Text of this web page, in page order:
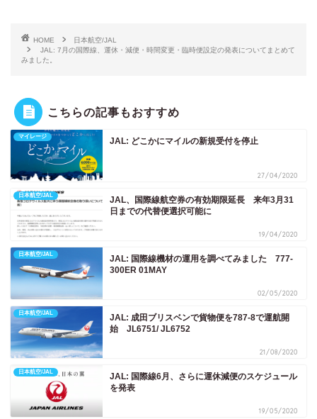
HOME
日本航空/JAL
JAL: 7月の国際線、運休・減便・時間変更・臨時便設定の発表についてまとめて
みました。
こちらの記事もおすすめ
マイレージ JAL: どこかにマイルの新規受付を停止
27/04/2020
日本航空/JAL
JAL、国際線航空券の有効期限延長 来年3月31
日までの代替便選択可能に
19/04/2020
日本航空/JAL
JAL: 国際線機材の運用を調べてみました 777-
300ER 01MAY
02/05/2020
日本航空/JAL
JAL: 成田ブリスベンで貨物便を787-8で運航開
始 JL6751/ JL6752
21/08/2020
日本航空/JAL
JAL: 国際線6月、さらに運休減便のスケジュール
を発表
19/05/2020